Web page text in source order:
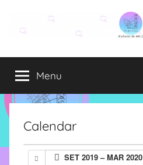
conteúdo
Grupo
Elza
Elza
é
formado
alunas,
funcionárias
Menu
Calendar
SET 2019 – MAR 2020